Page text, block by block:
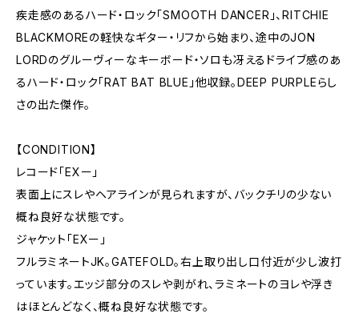
疾走感のあるハード・ロック「SMOOTH DANCER」、RITCHIE
BLACKMOREの軽快なギター・リフから始まり、途中のJON
LORDのグルーヴィーなキーボード・ソロも冴えるドライブ感のあ
るハード・ロック「RAT BAT BLUE」他収録。DEEP PURPLEらし
さの出た傑作。
【CONDITION】
レコード「EXー」
表面上にスレやヘアラインが見られますが、バックチリの少ない
概ね良好な状態です。
ジャケット「EXー」
フルラミネートJK。GATEFOLD。右上取り出し口付近が少し波打
っています。エッジ部分のスレや剥がれ、ラミネートのヨレや浮き
はほとんどなく、概ね良好な状態です。